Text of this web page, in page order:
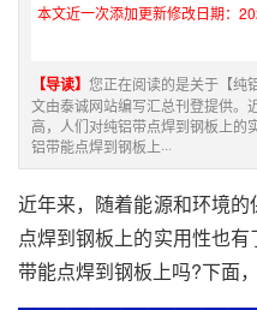
本文近一次添加更新修改日期：
【导读】 您正在阅读的是关于【纯
文由泰诚网站编写汇总刊登提供。
高，人们对纯铝带点焊到钢板上的
铝带能点焊到钢板上···
近年来，随着能源和环境
点焊到钢板上的实用性也
带能点焊到钢板上吗?下面